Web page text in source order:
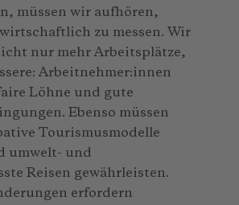
müssen wir aufhören,
zu messen. Wir
nur mehr Arbeitsplätze,
Arbeitnehmer:innen
Löhne und gute
Ebenso müssen
Tourismusmodelle
umwelt- und
Reisen gewährleisten.
erfordern